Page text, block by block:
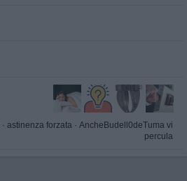
· astinenza forzata · AncheBudell0deTuma vi
percula